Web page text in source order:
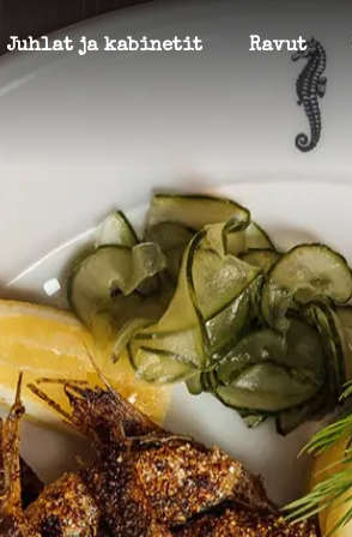
Juhlat ja kabinetit Ravut